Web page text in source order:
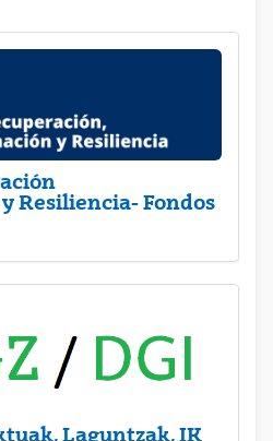
Resiliencia- Fondos
Laguntzak, IK